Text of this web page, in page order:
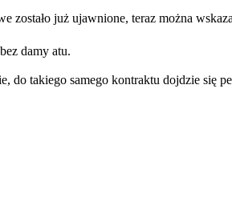
zostało już ujawnione, teraz można
damy atu.
do takiego samego kontraktu dojdzie się